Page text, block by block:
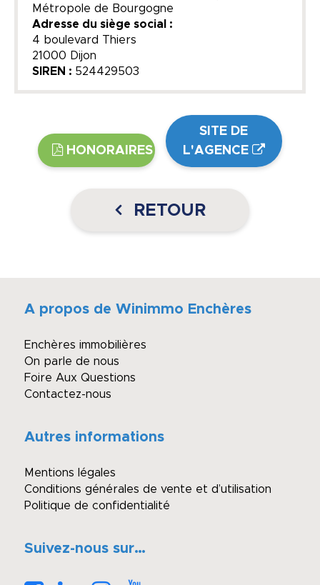
Métropole de Bourgogne
Adresse du siège social :
4 boulevard Thiers
21000 Dijon
SIREN : 524429503
HONORAIRES
SITE DE
L'AGENCE
RETOUR
A propos de Winimmo Enchères
Enchères immobilières
On parle de nous
Foire Aux Questions
Contactez-nous
Autres informations
Mentions légales
Conditions générales de vente et d’utilisation
Politique de confidentialité
Suivez-nous sur…